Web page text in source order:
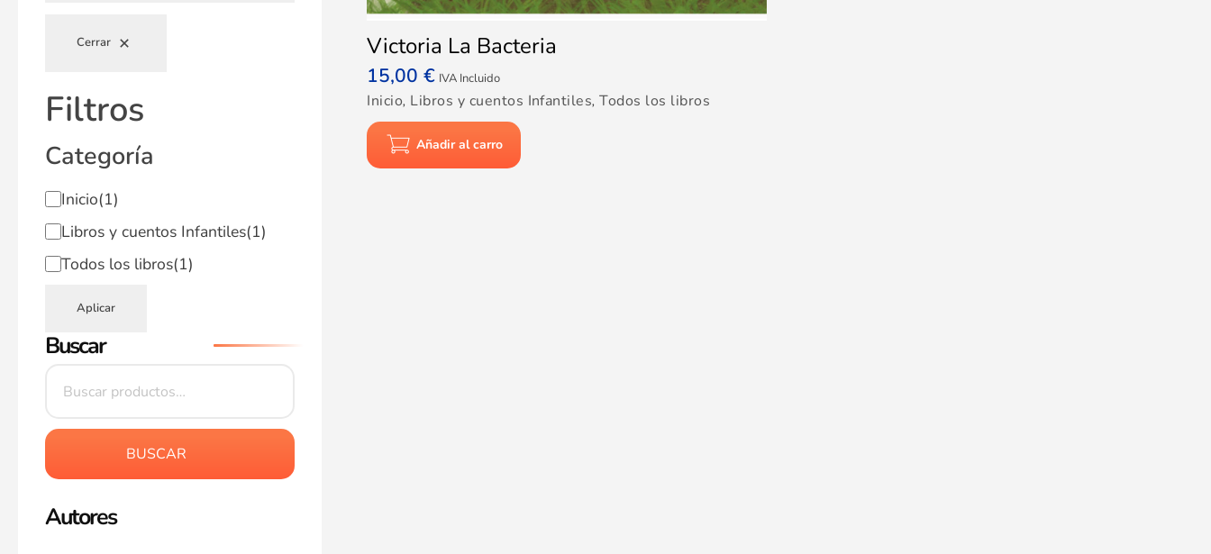
Cerrar
Filtros
Categoría
Inicio(1)
Libros y cuentos Infantiles(1)
Todos los libros(1)
Aplicar
Buscar
BUSCAR
Autores
Victoria La Bacteria
15,00€ IVA Incluido
Inicio, Libros y cuentos Infantiles,Todos los libros
Añadir al carro